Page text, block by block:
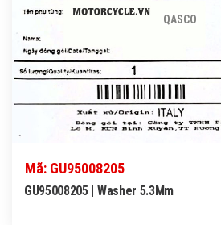
QASCO
Mã: GU95008205
GU95008205 | Washer 5.3Mm